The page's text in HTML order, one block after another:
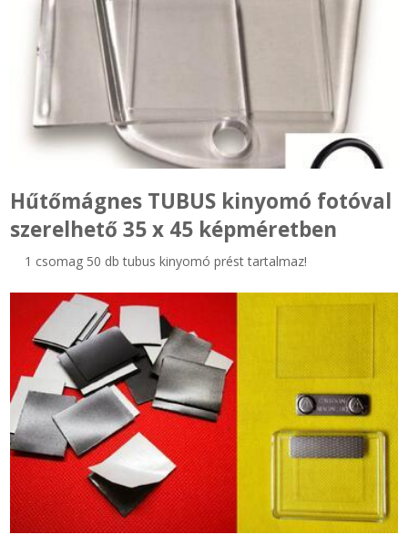
Hűtőmágnes TUBUS kinyomó fotóval
szerelhető 35 x 45 képméretben
1 csomag 50 db tubus kinyomó prést tartalmaz!